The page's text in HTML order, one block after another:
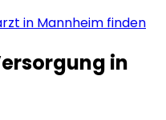
in Mannheim finden
in